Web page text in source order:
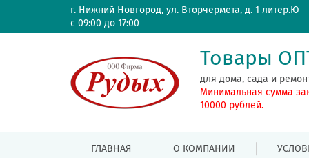
г. Нижний Новгород, ул. Вторчермета, д. 1 литер.Ю
с 09:00 до 17:00
Товары
для дома, сада и
Минимальная сумма
10000 рублей.
ГЛАВНАЯ О КОМПАНИИ